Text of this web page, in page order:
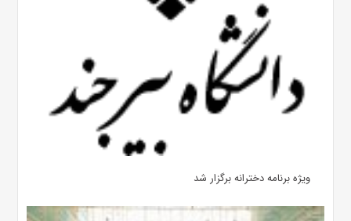
ویژه برنامه دخترانه برگزار شد